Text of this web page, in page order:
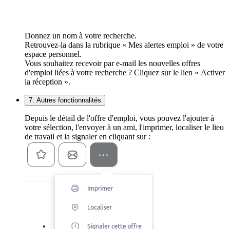
Donnez un nom à votre recherche.
Retrouvez-la dans la rubrique « Mes alertes emploi » de votre
espace personnel.
Vous souhaitez recevoir par e-mail les nouvelles offres
d'emploi liées à votre recherche ? Cliquez sur le lien « Activer
la réception ».
7. Autres fonctionnalités
Depuis le détail de l'offre d'emploi, vous pouvez l'ajouter à
votre sélection, l'envoyer à un ami, l'imprimer, localiser le lieu
de travail et la signaler en cliquant sur :